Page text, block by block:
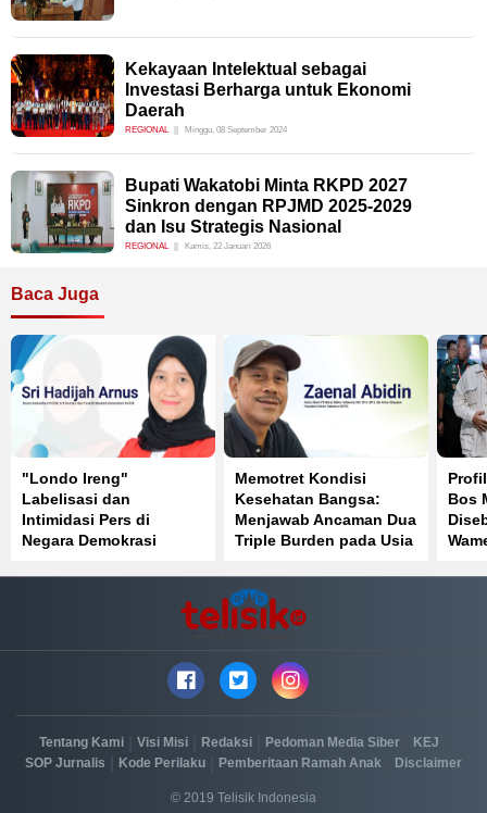
Kekayaan Intelektual sebagai
Investasi Berharga untuk Ekonomi
Daerah
REGIONAL Minggu, 08 September 2024
Bupati Wakatobi Minta RKPD 2027
Sinkron dengan RPJMD 2025-2029
dan Isu Strategis Nasional
REGIONAL Kamis, 22 Januari 2026
Baca Juga
"Londo Ireng"
Labelisasi dan
Intimidasi Pers di
Negara Demokrasi
Memotret Kondisi
Kesehatan Bangsa:
Menjawab Ancaman Dua
Triple Burden pada Usia
Bos
Tentang Kami Visi Misi Redaksi Pedoman Media Siber KEJ
SOP Jurnalis Kode Perilaku Pemberitaan Ramah Anak Disclaimer
© 2019 Telisik Indonesia